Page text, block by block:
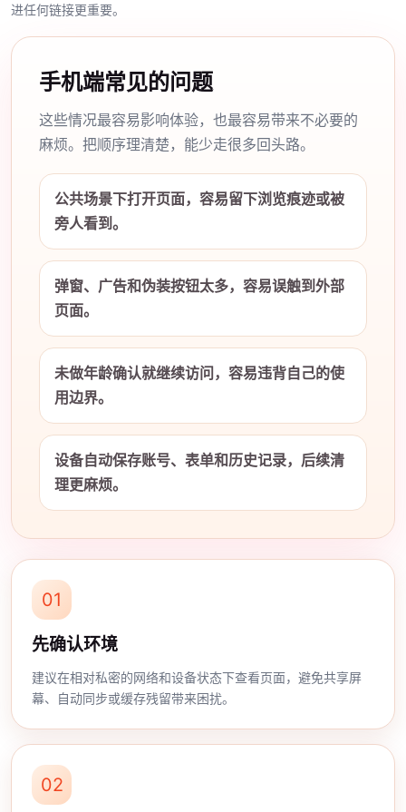
进任何链接更重要。
手机端常见的问题
这些情况最容易影响体验，也最容易带来不必要的
麻烦。把顺序理清楚，能少走很多回头路。
公共场景下打开页面，容易留下浏览痕迹或被
旁人看到。
弹窗、广告和伪装按钮太多，容易误触到外部
页面。
未做年龄确认就继续访问，容易违背自己的使
用边界。
设备自动保存账号、表单和历史记录，后续清
理更麻烦。
01
先确认环境
建议在相对私密的网络和设备状态下查看页面，避免共享屏
幕、自动同步或缓存残留带来困扰。
02